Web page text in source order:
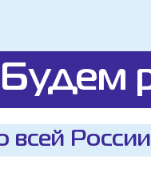
Будем
всей